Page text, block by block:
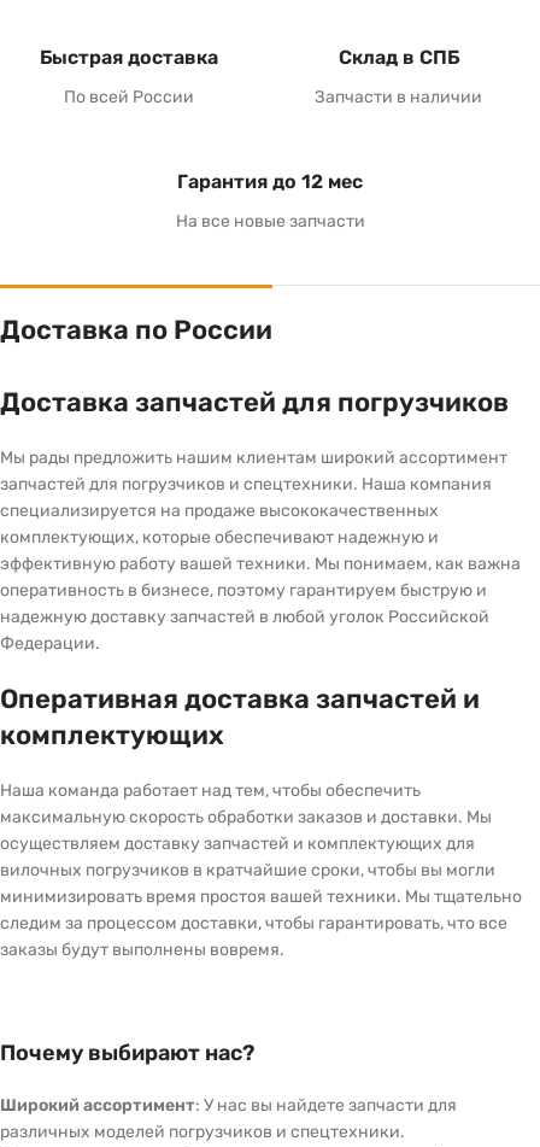
Быстрая доставка
По всей России
Склад в СПБ
Запчасти в наличии
Гарантия до 12 мес
На все новые запчасти
Доставка по России
Доставка запчастей для погрузчиков
Мы рады предложить нашим клиентам широкий ассортимент
запчастей для погрузчиков и спецтехники. Наша компания
специализируется на продаже высококачественных
комплектующих, которые обеспечивают надежную и
эффективную работу вашей техники. Мы понимаем, как важна
оперативность в бизнесе, поэтому гарантируем быструю и
надежную доставку запчастей в любой уголок Российской
Федерации.
Оперативная доставка запчастей и
комплектующих
Наша команда работает над тем, чтобы обеспечить
максимальную скорость обработки заказов и доставки. Мы
осуществляем доставку запчастей и комплектующих для
вилочных погрузчиков в кратчайшие сроки, чтобы вы могли
минимизировать время простоя вашей техники. Мы тщательно
следим за процессом доставки, чтобы гарантировать, что все
заказы будут выполнены вовремя.
Почему выбирают нас?
Широкий ассортимент: У нас вы найдете запчасти для
различных моделей погрузчиков и спецтехники.